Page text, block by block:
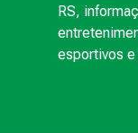
RS,
esportivos